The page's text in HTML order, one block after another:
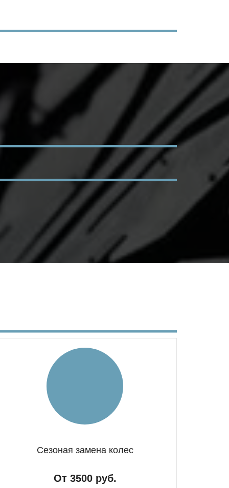
Сезоная замена колес
От 3500 руб.